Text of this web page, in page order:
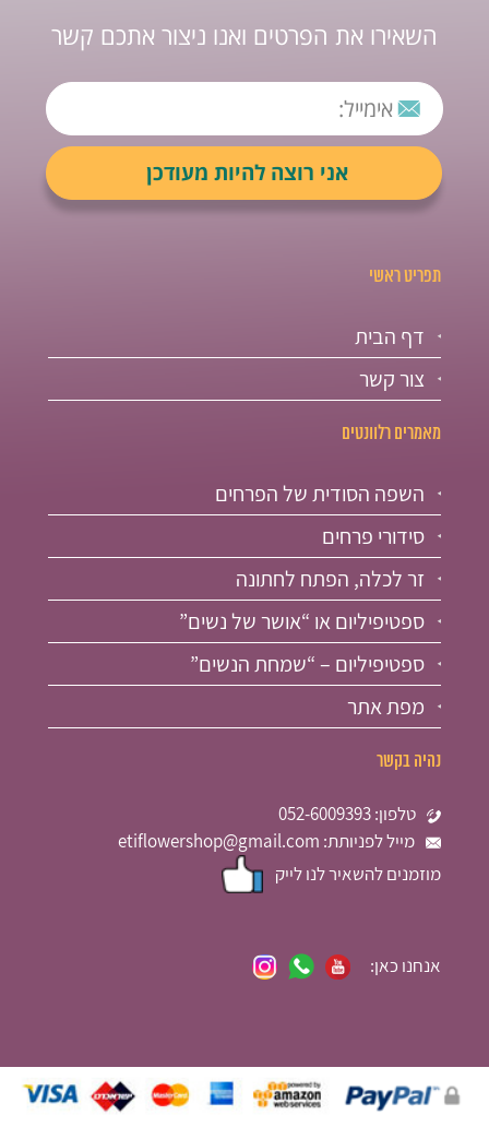
השאירו את הפרטים ואנו ניצור אתכם קשר
תפריט ראשי
דף הבית
צור קשר
מאמרים רלוונטים
השפה הסודית של הפרחים
סידורי פרחים
זר לכלה, הפתח לחתונה
ספטיפיליום או “אושר של נשים”
ספטיפיליום – “שמחת הנשים”
מפת אתר
נהיה בקשר
טלפון: 052-6009393
מייל לפניותת: etiflowershop@gmail.com
מוזמנים להשאיר לנו לייק
אנחנו כאן: